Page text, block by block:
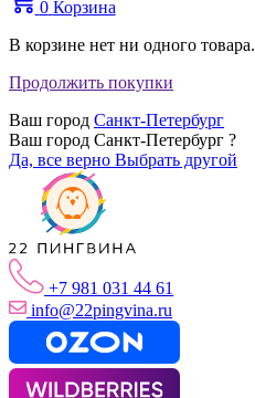
0 Корзина
В корзине нет ни одного товара.
Продолжить покупки
Ваш город Санкт-Петербург
Ваш город Санкт-Петербург ?
Да, все верно Выбрать другой
+7 981 031 44 61
info@22pingvina.ru